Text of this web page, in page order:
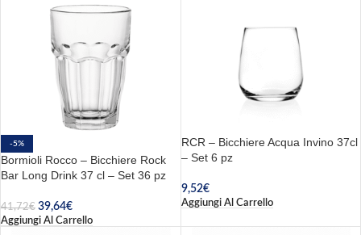
-5%
Bormioli Rocco – Bicchiere Rock
Bar Long Drink 37 cl – Set 36 pz
41,72€ 39,64€
Aggiungi Al Carrello
RCR – Bicchiere Acqua Invino 37cl
– Set 6 pz
9,52€
Aggiungi Al Carrello